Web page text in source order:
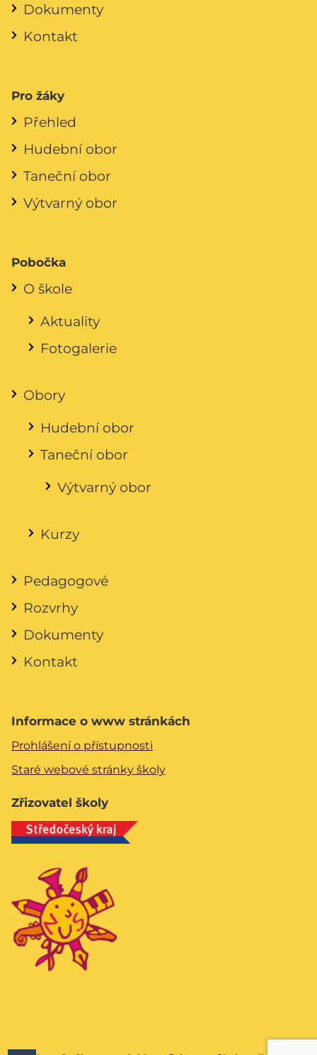
Dokumenty
Kontakt
Pro žáky
Přehled
Hudební obor
Taneční obor
Výtvarný obor
Pobočka
O škole
Aktuality
Fotogalerie
Obory
Hudební obor
Taneční obor
Výtvarný obor
Kurzy
Pedagogové
Rozvrhy
Dokumenty
Kontakt
Informace o www stránkách
Prohlášení o přístupnosti
Staré webové stránky školy
Zřizovatel školy